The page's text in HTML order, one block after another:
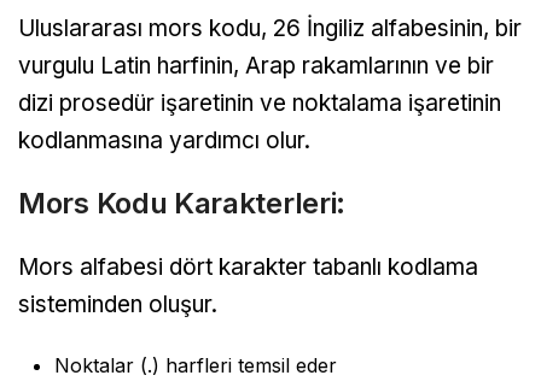
Uluslararası mors kodu, 26 İngiliz alfabesinin, bir
vurgulu Latin harfinin, Arap rakamlarının ve bir
dizi prosedür işaretinin ve noktalama işaretinin
kodlanmasına yardımcı olur.
Mors Kodu Karakterleri:
Mors alfabesi dört karakter tabanlı kodlama
sisteminden oluşur.
Noktalar (.) harfleri temsil eder